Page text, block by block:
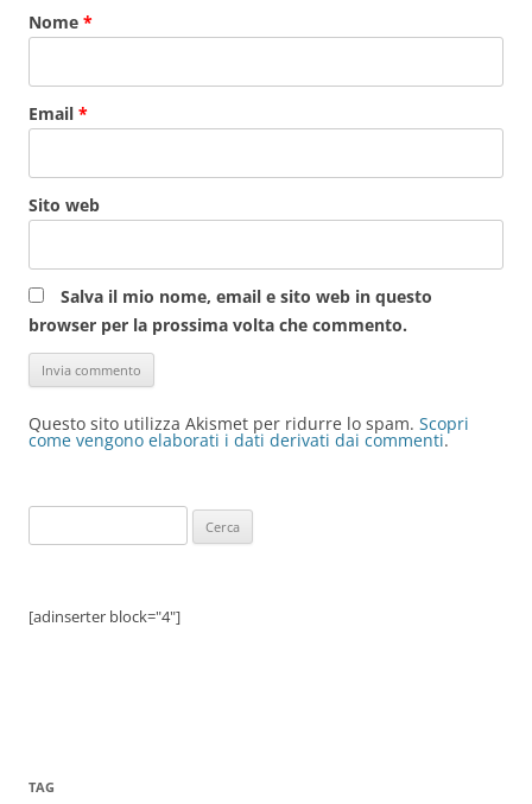
Nome *
Email *
Sito web
Salva il mio nome, email e sito web in questo
browser per la prossima volta che commento.
Questo sito utilizza Akismet per ridurre lo spam. Scopri
come vengono elaborati i dati derivati dai commenti.
per:
[adinserter block="4"]
TAG